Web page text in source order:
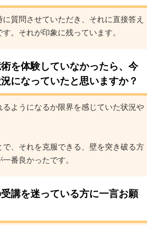
質問させていただき、それに直接答え
。それが印象に残っています。
を体験していなかったら、 今
になっていたと思いますか？
るようになるか限界を感じていた状況や
、それを克服できる、壁を突き破る方
番良かったです。
講を迷っている方に一言お願